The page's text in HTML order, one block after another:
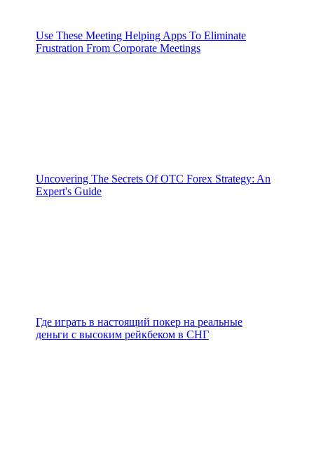
Use These Meeting Helping Apps To Eliminate
Frustration From Corporate Meetings
Uncovering The Secrets Of OTC Forex Strategy: An
Expert's Guide
Где играть в настоящий покер на реальные
деньги с высоким рейкбеком в СНГ